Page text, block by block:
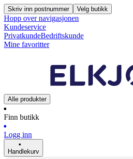
Skriv inn postnummer Velg butikk
Hopp over navigasjonen
Kundeservice
PrivatkundeBedriftskunde
Mine favoritter
Alle produkter
Finn butikk
Logg inn
Handlekurv